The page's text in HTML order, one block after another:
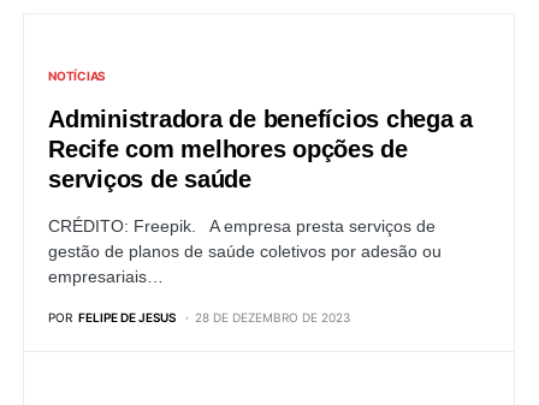
NOTÍCIAS
Administradora de benefícios chega a
Recife com melhores opções de
serviços de saúde
CRÉDITO: Freepik. A empresa presta serviços de
gestão de planos de saúde coletivos por adesão ou
empresariais…
POR FELIPE DE JESUS 28 DE DEZEMBRO DE 2023